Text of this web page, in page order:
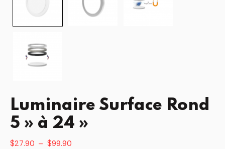
Luminaire Surface Rond
5 » à 24 »
$27.90 – $99.90Plage